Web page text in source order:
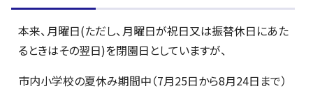
本来、月曜日(ただし、月曜日が祝日又は振替休日にあた
るときはその翌日)を閉園日としていますが、
市内小学校の夏休み期間中（7月25日から8月24日まで）